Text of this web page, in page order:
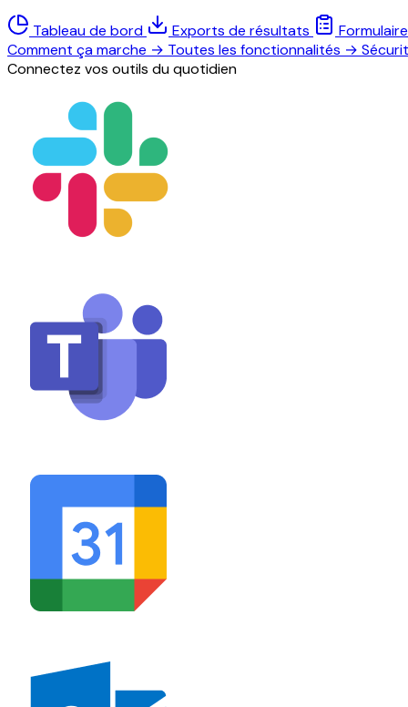
Tableau de bord Exports de résultats
Comment ça marche → Toutes les fonctionnalités →
Connectez vos outils du quotidien